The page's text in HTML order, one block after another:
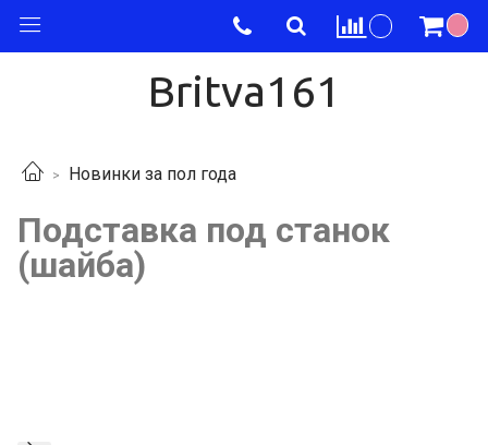
Britva161
Новинки за пол года
Подставка под станок
(шайба)